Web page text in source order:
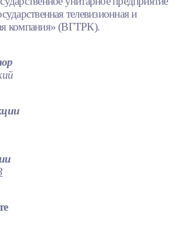
телевизионная и
компания» (ВГТРК).